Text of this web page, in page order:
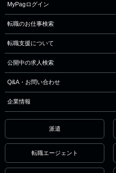
MyPagログイン
転職のお仕事検索
転職支援について
公開中の求人検索
Q&A・お問い合わせ
企業情報
派遣
転職エージェント